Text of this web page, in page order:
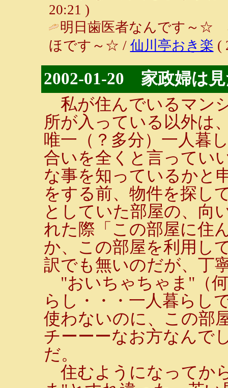
20:21 )
明日歯医者なんです～☆
ほです～☆ / 仙川亭おき楽 (
2002-01-20 家政婦は
私が住んでいるマン
所が入っている以外は
唯一（？多分）一人暮
合いを全くと言ってい
な事を知っているかと
をする前、物件を探し
としていた部屋の、向
れた際「この部屋に住
か、この部屋を利用し
訳でも無いのだが、丁
"おいちゃちゃま"（
らし・・・一人暮らし
使わないのに、この部
チーーーなお方なんで
だ。
住むようになってか